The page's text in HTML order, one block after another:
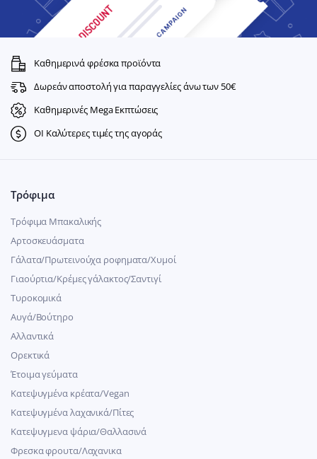
Καθημερινά φρέσκα προϊόντα
Δωρεάν αποστολή για παραγγελίες άνω των 50€
Καθημερινές Mega Εκπτώσεις
ΟΙ Καλύτερες τιμές της αγοράς
Τρόφιμα
Τρόφιμα Μπακαλικής
Αρτοσκευάσματα
Γάλατα/Πρωτεινούχα ροφηματα/Χυμοί
Γιαούρτια/Κρέμες γάλακτος/Σαντιγί
Τυροκομικά
Αυγά/Βούτηρο
Αλλαντικά
Ορεκτικά
Έτοιμα γεύματα
Κατεψυγμένα κρέατα/Vegan
Kατεψυγμένα λαχανικά/Πίτες
Κατεψυγμενα ψάρια/Θαλλασινά
Φρεσκα φρουτα/Λαχανικα